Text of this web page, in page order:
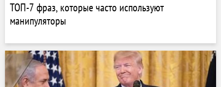
ТОП-7 фраз, которые часто используют
манипуляторы